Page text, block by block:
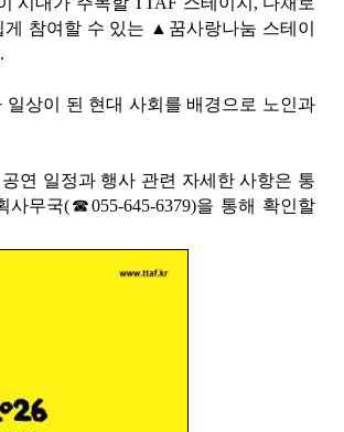
참여할 수 있는 ▲꿈사랑나눔 스테이
상이 된 현대 사회를 배경으로 노인과
연 일정과 행사 관련 자세한 사항은 통
사무국(☎055-645-6379)을 통해 확인할